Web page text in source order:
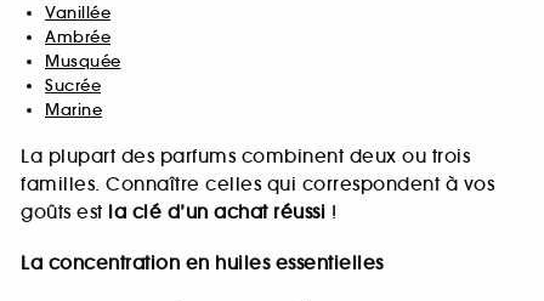
Vanillée
Ambrée
Musquée
Sucrée
Marine
La plupart des parfums combinent deux ou trois
familles. Connaître celles qui correspondent à vos
goûts est la clé d’un achat réussi !
La concentration en huiles essentielles